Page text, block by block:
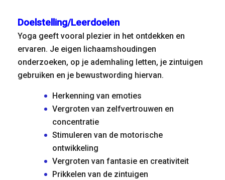
Doelstelling/Leerdoelen
Yoga geeft vooral plezier in het ontdekken en
ervaren. Je eigen lichaamshoudingen
onderzoeken, op je ademhaling letten, je zintuigen
gebruiken en je bewustwording hiervan.
Herkenning van emoties
Vergroten van zelfvertrouwen en
concentratie
Stimuleren van de motorische
ontwikkeling
Vergroten van fantasie en creativiteit
Prikkelen van de zintuigen